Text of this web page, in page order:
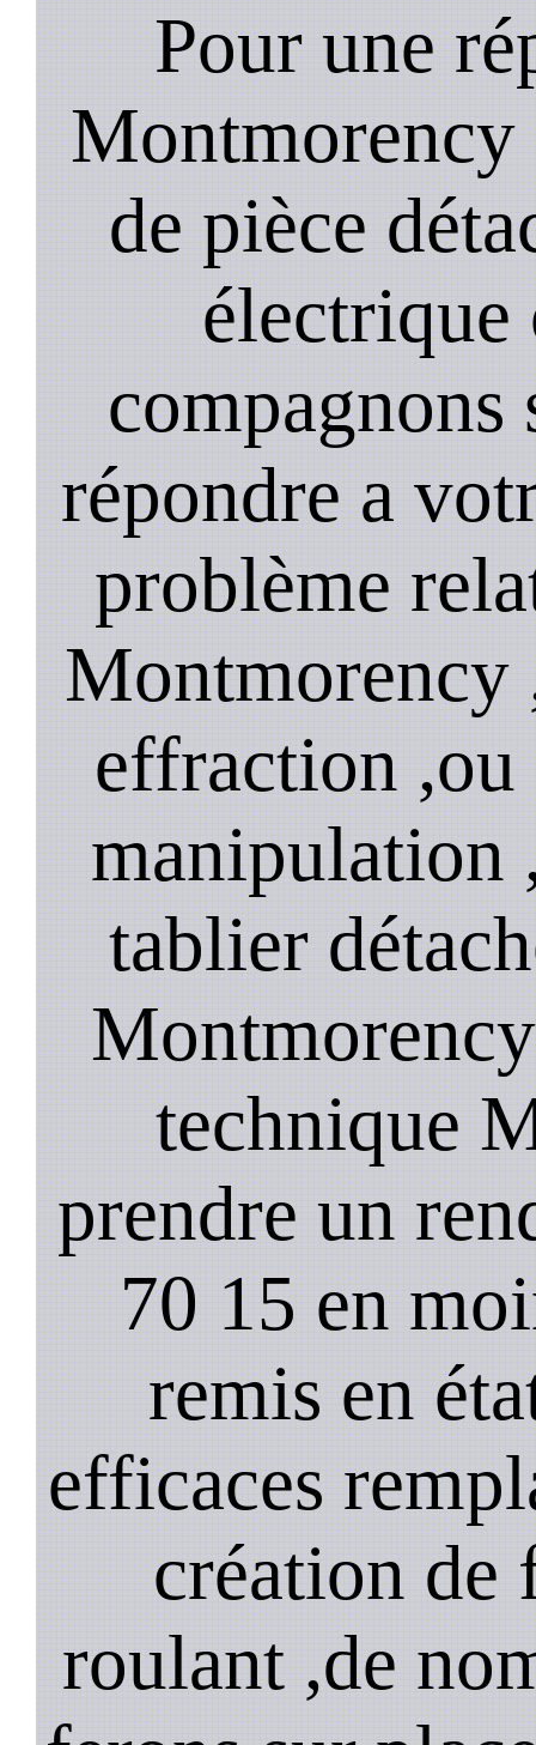
Pour une
Montmorency
de pièce
électrique
compagnons
répondre a
problème
Montmorency
effraction ,ou
manipulation
tablier
technique
prendre un
70 15 en
remis en
efficaces
création de
roulant ,de